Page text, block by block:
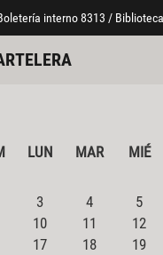
interno 8313 /
LUN MAR MIÉ
3 4 5
10 11 12
17 18 19